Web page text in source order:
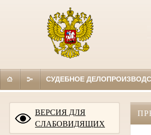
СУДЕБНОЕ
ВЕРСИЯ ДЛЯ
СЛАБОВИДЯЩИХ